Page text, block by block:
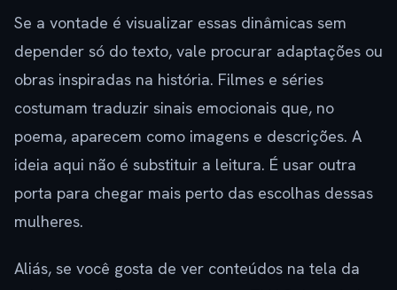
Se a vontade é visualizar essas dinâmicas sem
depender só do texto, vale procurar adaptações ou
obras inspiradas na história. Filmes e séries
costumam traduzir sinais emocionais que, no
poema, aparecem como imagens e descrições. A
ideia aqui não é substituir a leitura. É usar outra
porta para chegar mais perto das escolhas dessas
mulheres.
Aliás, se você gosta de ver conteúdos na tela da